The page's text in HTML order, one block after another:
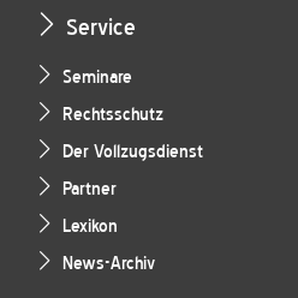
Service
Seminare
Rechtsschutz
Der Vollzugsdienst
Partner
Lexikon
News-Archiv